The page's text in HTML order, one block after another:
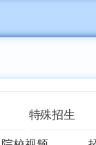
特殊招生